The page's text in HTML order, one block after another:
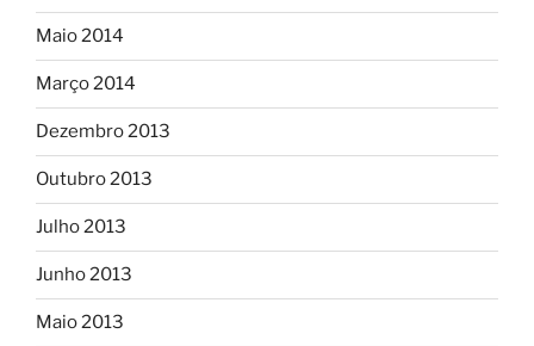
Maio 2014
Março 2014
Dezembro 2013
Outubro 2013
Julho 2013
Junho 2013
Maio 2013